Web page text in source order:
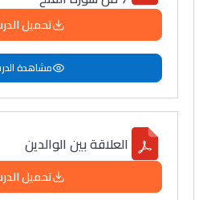
تحميل
مشاهدة
العلاقة بين الوالدين
تحميل